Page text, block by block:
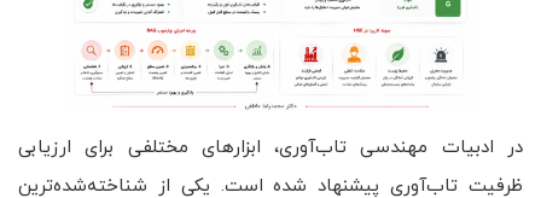
در ادبیات مهندسی تاب‌آوری، ابزارهای مختلفی برای ارزیابی
ظرفیت تاب‌آوری پیشنهاد شده است. یکی از شناخته‌شده‌ترین